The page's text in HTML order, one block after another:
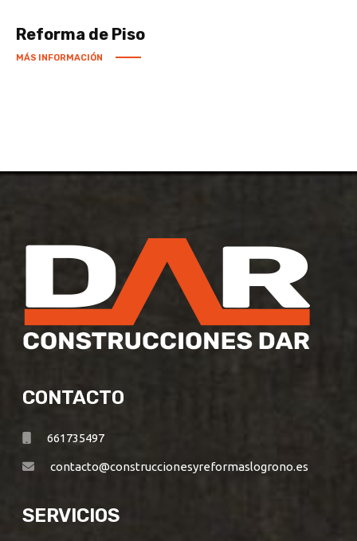
Reforma de Piso
MÁS INFORMACIÓN
CONTACTO
661735497
contacto@construccionesyreformaslogrono.es
SERVICIOS